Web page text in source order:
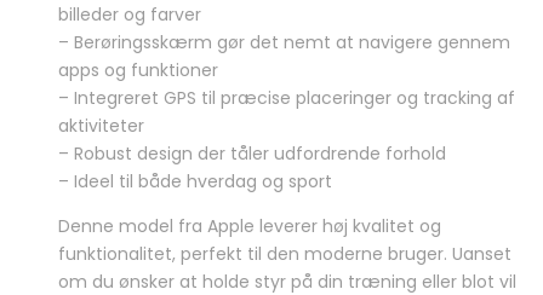
billeder og farver
– Berøringsskærm gør det nemt at navigere gennem
apps og funktioner
– Integreret GPS til præcise placeringer og tracking af
aktiviteter
– Robust design der tåler udfordrende forhold
– Ideel til både hverdag og sport
Denne model fra Apple leverer høj kvalitet og
funktionalitet, perfekt til den moderne bruger. Uanset
om du ønsker at holde styr på din træning eller blot vil